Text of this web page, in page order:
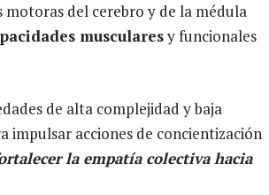
motoras del cerebro y de la médula
muscularesy funcionales
de alta complejidad y baja
acciones de concientización
la empatía colectiva hacia